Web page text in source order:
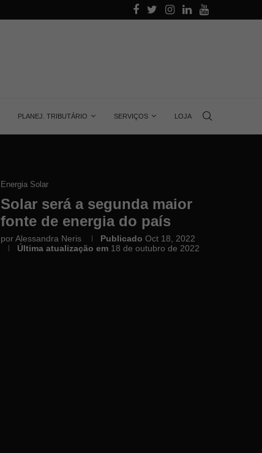
Aprenda quanta energia gera uma placa
PLANEJ. TRIBUTÁRIO SERVIÇOS LOJA
Energia Solar
Solar será a segunda maior
fonte de energia do país
porAlessandra Neris Publicado Oct 18, 2022
Última atualização em 18 de outubro de 2022